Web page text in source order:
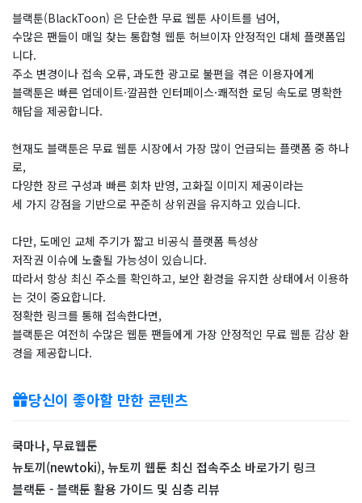
블랙툰(BlackToon) 은 단순한 무료 웹툰 사이트를 넘어,
수많은 팬들이 매일 찾는 통합형 웹툰 허브이자 안정적인 대체 플랫폼입
니다.
주소 변경이나 접속 오류, 과도한 광고로 불편을 겪은 이용자에게
블랙툰은 빠른 업데이트·깔끔한 인터페이스·쾌적한 로딩 속도로 명확한
해답을 제공합니다.
현재도 블랙툰은 무료 웹툰 시장에서 가장 많이 언급되는 플랫폼 중 하나
로,
다양한 장르 구성과 빠른 회차 반영, 고화질 이미지 제공이라는
세 가지 강점을 기반으로 꾸준히 상위권을 유지하고 있습니다.
다만, 도메인 교체 주기가 짧고 비공식 플랫폼 특성상
저작권 이슈에 노출될 가능성이 있습니다.
따라서 항상 최신 주소를 확인하고, 보안 환경을 유지한 상태에서 이용하
는 것이 중요합니다.
정확한 링크를 통해 접속한다면,
블랙툰은 여전히 수많은 웹툰 팬들에게 가장 안정적인 무료 웹툰 감상 환
경을 제공합니다.
당신이 좋아할 만한 콘텐츠
쿡마나, 무료웹툰
뉴토끼(newtoki), 뉴토끼 웹툰 최신 접속주소 바로가기 링크
블랙툰 - 블랙툰 활용 가이드 및 심층 리뷰